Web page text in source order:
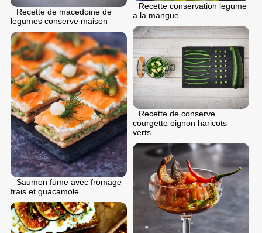
Recette conservation legume
a la mangue
Recette de macedoine de
legumes conserve maison
Recette de conserve
courgette oignon haricots
verts
Saumon fume avec fromage
frais et guacamole